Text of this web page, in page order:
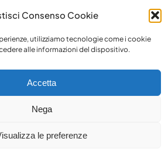
Consenso Cookie
utilizziamo tecnologie come i cookie
alle informazioni del dispositivo.
Accetta
Nega
le preferenze
Facebook
© 2024 webessedicom